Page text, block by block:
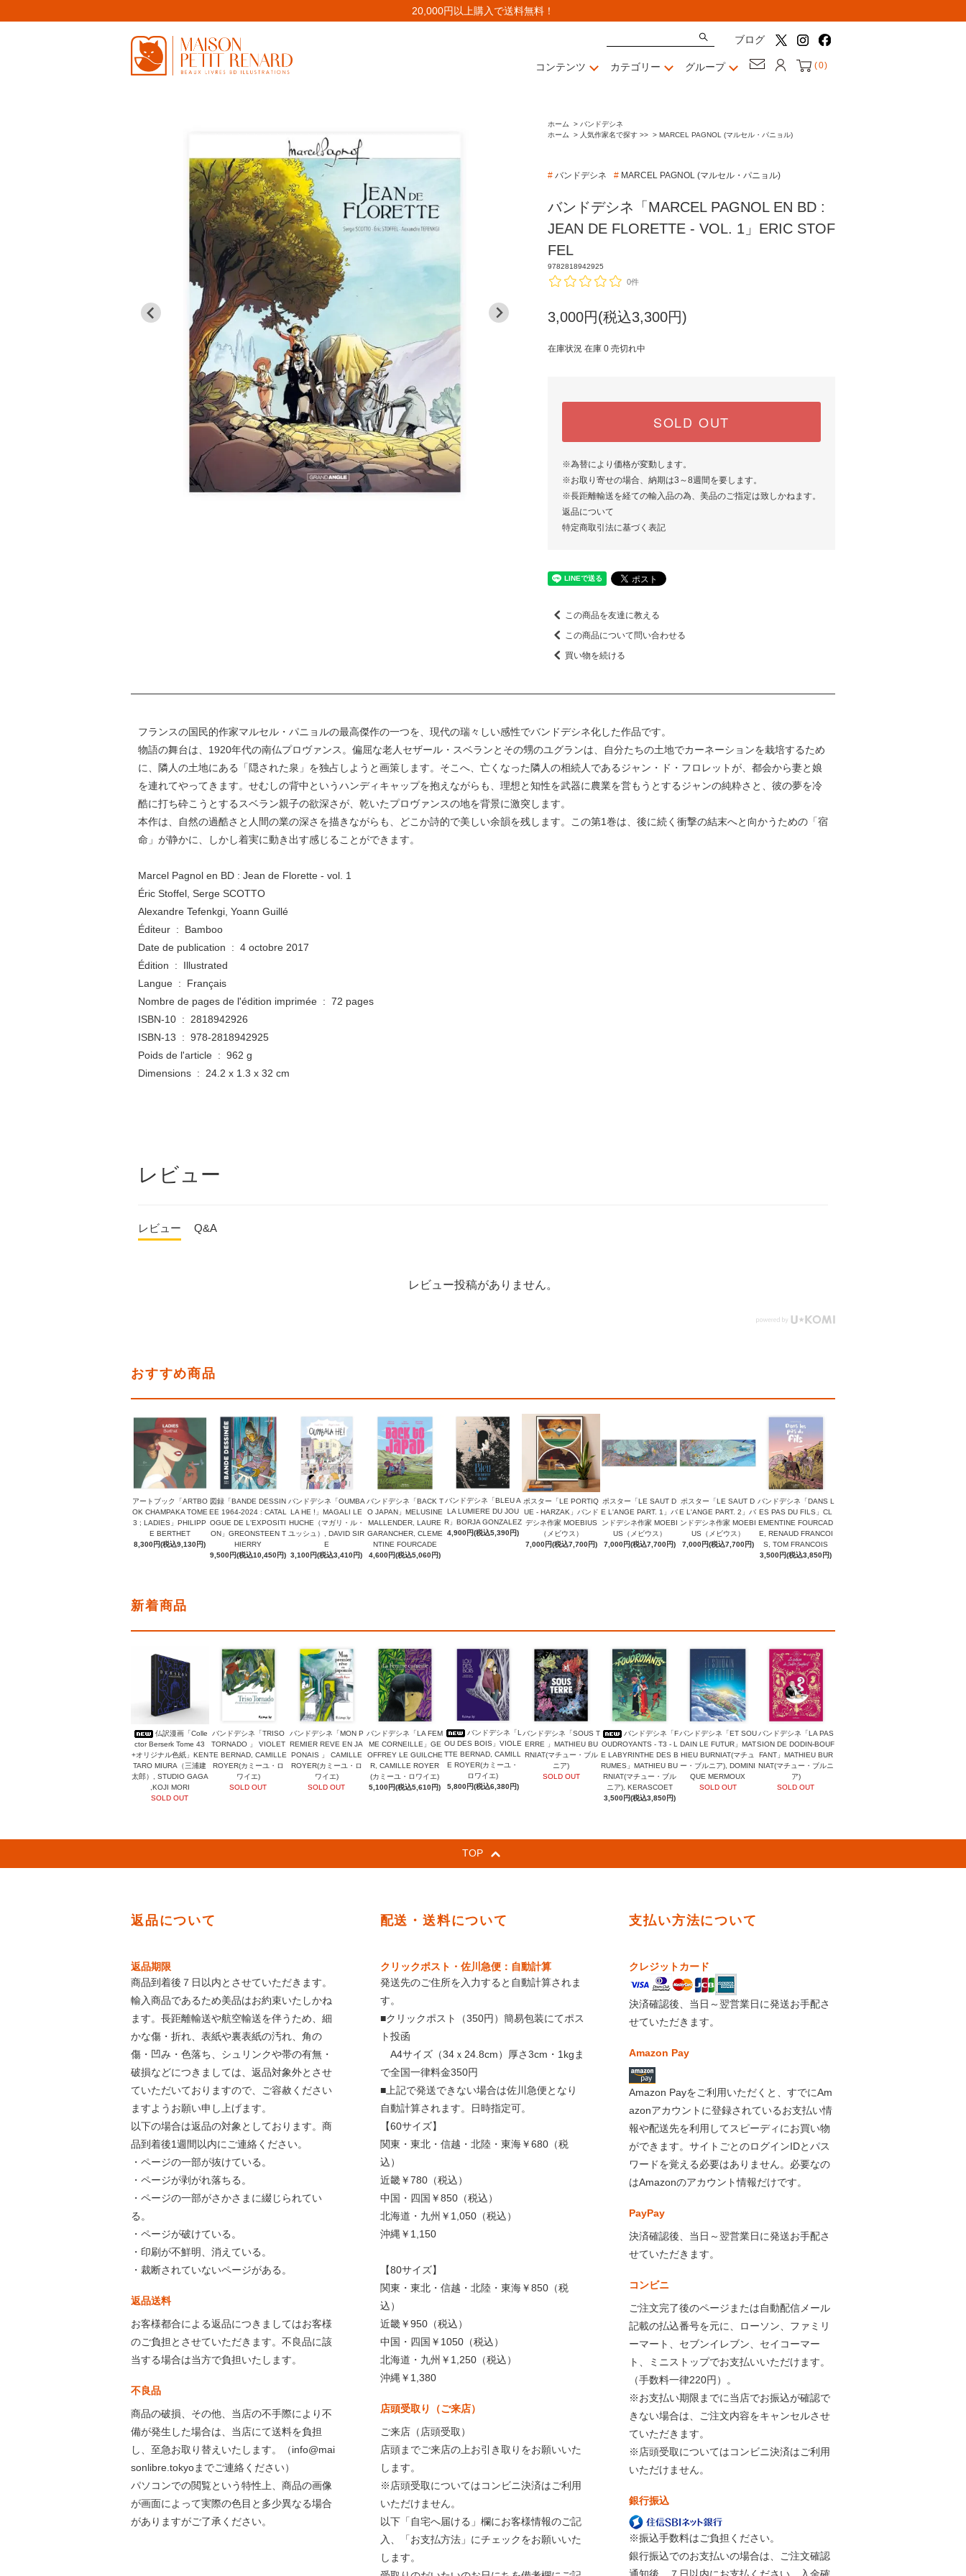
20,000円以上購入で送料無料！
ブログ
コンテンツ カテゴリー グループ (0)
ホーム > バンドデシネ
ホーム
> 人気作家名で探す >> > MARCEL PAGNOL (マルセル・パニョル)
# バンドデシネ # MARCEL PAGNOL (マルセル・パニョル)
バンドデシネ「MARCEL PAGNOL EN BD :
JEAN DE FLORETTE - VOL. 1」ERIC STOF
FEL
9782818942925
0件
3,000円(税込3,300円)
在庫状況 在庫 0 売切れ中
SOLD OUT
※為替により価格が変動します。
※お取り寄せの場合、納期は3～8週間を要します。
※長距離輸送を経ての輸入品の為、美品のご指定は致しかねます。
返品について
特定商取引法に基づく表記
この商品を友達に教える
この商品について問い合わせる
買い物を続ける
フランスの国民的作家マルセル・パニョルの最高傑作の一つを、現代の瑞々しい感性でバンドデシネ化した作品です。
物語の舞台は、1920年代の南仏プロヴァンス。偏屈な老人セザール・スベランとその甥のユグランは、自分たちの土地でカーネーションを栽培するため
に、隣人の土地にある「隠された泉」を独占しようと画策します。そこへ、亡くなった隣人の相続人であるジャン・ド・フロレットが、都会から妻と娘
を連れてやってきます。せむしの背中というハンディキャップを抱えながらも、理想と知性を武器に農業を営もうとするジャンの純粋さと、彼の夢を冷
酷に打ち砕こうとするスベラン親子の欲深さが、乾いたプロヴァンスの地を背景に激突します。
本作は、自然の過酷さと人間の業の深さを描きながらも、どこか詩的で美しい余韻を残します。この第1巻は、後に続く衝撃の結末へと向かうための「宿
命」が静かに、しかし着実に動き出す感じることができます。
Marcel Pagnol en BD : Jean de Florette - vol. 1
Éric Stoffel, Serge SCOTTO
Alexandre Tefenkgi, Yoann Guillé
Éditeur ‏ : ‎ Bamboo
Date de publication ‏ : ‎ 4 octobre 2017
Édition ‏ : ‎ Illustrated
Langue ‏ : ‎ Français
Nombre de pages de l'édition imprimée ‏ : ‎ 72 pages
ISBN-10 ‏ : ‎ 2818942926
ISBN-13 ‏ : ‎ 978-2818942925
Poids de l'article ‏ : ‎ 962 g
Dimensions ‏ : ‎ 24.2 x 1.3 x 32 cm
レビュー
レビュー Q&A
レビュー投稿がありません。
おすすめ商品
アートブック「ARTBO
OK CHAMPAKA TOME
3 ; LADIES」PHILIPP
E BERTHET
8,300円(税込9,130円)
図録「BANDE DESSIN
EE 1964-2024 : CATAL
OGUE DE L'EXPOSITI
ON」GREONSTEEN T
HIERRY
9,500円(税込10,450円)
バンドデシネ「OUMBA
LA HE !」MAGALI LE
HUCHE（マガリ・ル・
ユッシュ）, DAVID SIR
E
3,100円(税込3,410円)
バンドデシネ「BACK T
O JAPAN」MELUSINE
MALLENDER, LAURE
GARANCHER, CLEME
NTINE FOURCADE
4,600円(税込5,060円)
バンドデシネ「BLEU A
LA LUMIERE DU JOU
R」BORJA GONZALEZ
4,900円(税込5,390円)
ポスター「LE PORTIQ
UE - HARZAK」バンド
デシネ作家 MOEBIUS
（メビウス）
7,000円(税込7,700円)
ポスター「LE SAUT D
E L'ANGE PART. 1」バ
ンドデシネ作家 MOEBI
US（メビウス）
7,000円(税込7,700円)
ポスター「LE SAUT D
E L'ANGE PART. 2」バ
ンドデシネ作家 MOEBI
US（メビウス）
7,000円(税込7,700円)
バンドデシネ「DANS L
ES PAS DU FILS」CL
EMENTINE FOURCAD
E, RENAUD FRANCOI
S, TOM FRANCOIS
3,500円(税込3,850円)
新着商品
仏訳漫画「Colle
ctor Berserk Tome 43
+オリジナル色紙」KEN
TARO MIURA（三浦建
太郎）, STUDIO GAGA
,KOJI MORI
SOLD OUT
バンドデシネ「TRISO
TORNADO 」 VIOLET
TE BERNAD, CAMILLE
ROYER(カミーユ・ロ
ワイエ)
SOLD OUT
バンドデシネ「MON P
REMIER REVE EN JA
PONAIS 」 CAMILLE
ROYER(カミーユ・ロ
ワイエ)
SOLD OUT
バンドデシネ「LA FEM
ME CORNEILLE」GE
OFFREY LE GUILCHE
R, CAMILLE ROYER
(カミーユ・ロワイエ)
5,100円(税込5,610円)
バンドデシネ「L
OU DES BOIS」VIOLE
TTE BERNAD, CAMILL
E ROYER(カミーユ・
ロワイエ)
5,800円(税込6,380円)
バンドデシネ「SOUS T
ERRE 」MATHIEU BU
RNIAT(マチュー・ブル
ニア)
SOLD OUT
バンドデシネ「F
OUDROYANTS - T3 - L
E LABYRINTHE DES B
RUMES」MATHIEU BU
RNIAT(マチュー・ブル
ニア), KERASCOET
3,500円(税込3,850円)
バンドデシネ「ET SOU
DAIN LE FUTUR」MAT
HIEU BURNIAT(マチュ
ー・ブルニア), DOMINI
QUE MERMOUX
SOLD OUT
バンドデシネ「LA PAS
SION DE DODIN-BOUF
FANT」MATHIEU BUR
NIAT(マチュー・ブルニ
ア)
SOLD OUT
TOP
返品について
返品期限
商品到着後７日以内とさせていただきます。
輸入商品であるため美品はお約束いたしかね
ます。長距離輸送や航空輸送を伴うため、細
かな傷・折れ、表紙や裏表紙の汚れ、角の
傷・凹み・色落ち、シュリンクや帯の有無・
破損などにつきましては、返品対象外とさせ
ていただいておりますので、ご容赦ください
ますようお願い申し上げます。
以下の場合は返品の対象としております。商
品到着後1週間以内にご連絡ください。
・ページの一部が抜けている。
・ページが剥がれ落ちる。
・ページの一部がさかさまに綴じられてい
る。
・ページが破けている。
・印刷が不鮮明、消えている。
・裁断されていないページがある。
返品送料
お客様都合による返品につきましてはお客様
のご負担とさせていただきます。不良品に該
当する場合は当方で負担いたします。
不良品
商品の破損、その他、当店の不手際により不
備が発生した場合は、当店にて送料を負担
し、至急お取り替えいたします。（info@mai
sonlibre.tokyoまでご連絡ください）
パソコンでの閲覧という特性上、商品の画像
が画面によって実際の色目と多少異なる場合
がありますがご了承ください。
配送・送料について
クリックポスト・佐川急便：自動計算
発送先のご住所を入力すると自動計算されま
す。
■クリックポスト（350円）簡易包装にてポス
ト投函
A4サイズ（34ｘ24.8cm）厚さ3cm・1kgま
で全国一律料金350円
■上記で発送できない場合は佐川急便となり
自動計算されます。日時指定可。
【60サイズ】
関東・東北・信越・北陸・東海￥680（税
込）
近畿￥780（税込）
中国・四国￥850（税込）
北海道・九州￥1,050（税込）
沖縄￥1,150
【80サイズ】
関東・東北・信越・北陸・東海￥850（税
込）
近畿￥950（税込）
中国・四国￥1050（税込）
北海道・九州￥1,250（税込）
沖縄￥1,380
店頭受取り（ご来店）
ご来店（店頭受取）
店頭までご来店の上お引き取りをお願いいた
します。
※店頭受取についてはコンビニ決済はご利用
いただけません。
以下「自宅へ届ける」欄にお客様情報のご記
入、「お支払方法」にチェックをお願いいた
します。
支払い方法について
クレジットカード
決済確認後、当日～翌営業日に発送お手配さ
せていただきます。
Amazon Pay
Amazon Payをご利用いただくと、すでにAm
azonアカウントに登録されているお支払い情
報や配送先を利用してスピーディにお買い物
ができます。サイトごとのログインIDとパス
ワードを覚える必要はありません。必要なの
はAmazonのアカウント情報だけです。
PayPay
決済確認後、当日～翌営業日に発送お手配さ
せていただきます。
コンビニ
ご注文完了後のページまたは自動配信メール
記載の払込番号を元に、ローソン、ファミリ
ーマート、セブンイレブン、セイコーマー
ト、ミニストップでお支払いいただけます。
（手数料一律220円）。
※お支払い期限までに当店でお振込が確認で
きない場合は、ご注文内容をキャンセルさせ
ていただきます。
※店頭受取についてはコンビニ決済はご利用
いただけません。
銀行振込
※振込手数料はご負担ください。
銀行振込でのお支払いの場合は、ご注文確認